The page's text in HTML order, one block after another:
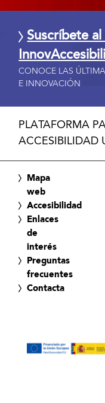
Suscríbete
CONOCE LAS
E INNOVACIÓN
PLATAFORMA
ACCESIBILIDAD
Mapa
web
Accesibilidad
Enlaces
de
interés
Preguntas
frecuentes
Contacta